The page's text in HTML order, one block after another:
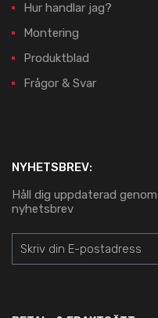
Hur handlar jag?
Montering
Produktblad
Frågor & Svar
NYHETSBREV:
Håll dig uppdaterad
nyhetsbrev